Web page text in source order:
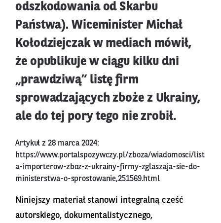
odszkodowania od Skarbu
Państwa). Wiceminister Michał
Kołodziejczak w mediach mówił,
że opublikuje w ciągu kilku dni
„prawdziwą” listę firm
sprowadzających zboże z Ukrainy,
ale do tej pory tego nie zrobił.
Artykuł z 28 marca 2024:
https://www.portalspozywczy.pl/zboza/wiadomosci/list
a-importerow-zboz-z-ukrainy-firmy-zglaszaja-sie-do-
ministerstwa-o-sprostowanie,251569.html
Niniejszy materiał stanowi integralną cześć
autorskiego, dokumentalistycznego,